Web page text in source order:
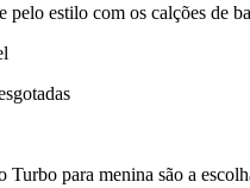
pelo estilo com os calções de
Turbo para menina são a